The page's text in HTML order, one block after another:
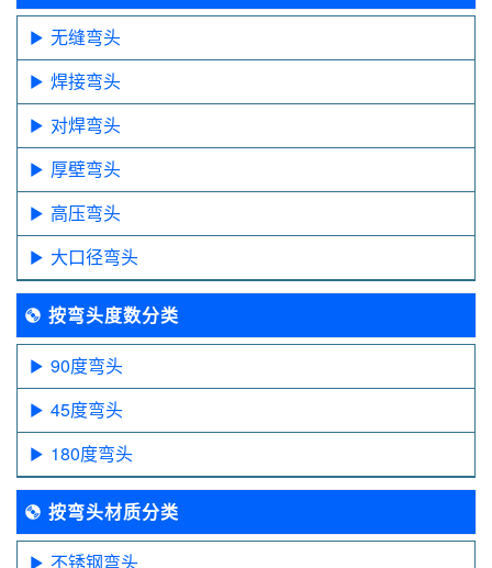
无缝弯头
焊接弯头
对焊弯头
厚壁弯头
高压弯头
大口径弯头
按弯头度数分类
90度弯头
45度弯头
180度弯头
按弯头材质分类
不锈钢弯头